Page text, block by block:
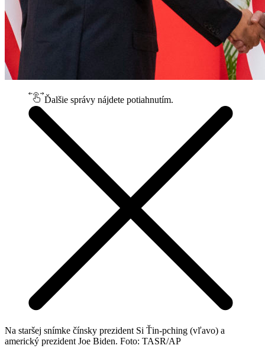
Ďalšie správy nájdete potiahnutím.
Na staršej snímke čínsky prezident Si Ťin-pching (vľavo) a
americký prezident Joe Biden. Foto: TASR/AP